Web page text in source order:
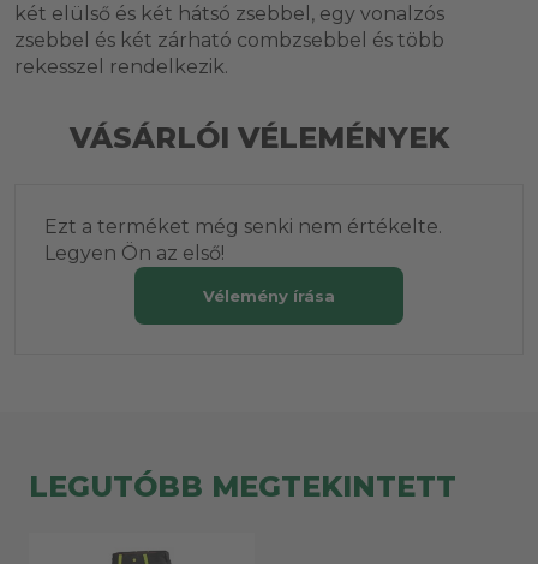
két elülső és két hátsó zsebbel, egy vonalzós
zsebbel és két zárható combzsebbel és több
rekesszel rendelkezik.
VÁSÁRLÓI VÉLEMÉNYEK
Ezt a terméket még senki nem értékelte.
Legyen Ön az első!
Vélemény írása
LEGUTÓBB MEGTEKINTETT